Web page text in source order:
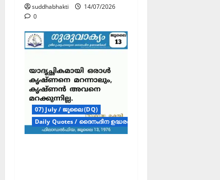
suddhabhakti
14/07/2026
0
07) July / ജൂലൈ (DQ)
Daily Quotes / ദൈനംദിന ഉദ്ധരണികൾ